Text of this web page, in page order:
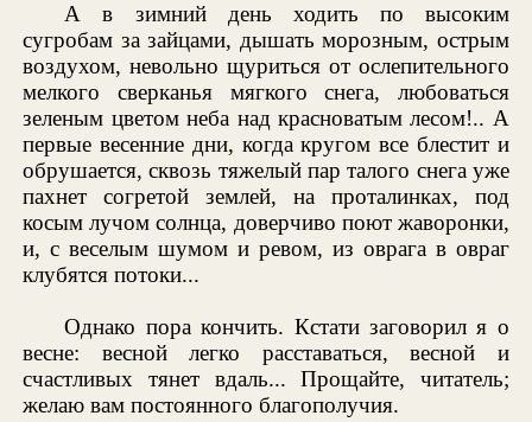
А в зимний день ходить по высоким
сугробам за зайцами, дышать морозным, острым
воздухом, невольно щуриться от ослепительного
мелкого сверканья мягкого снега, любоваться
зеленым цветом неба над красноватым лесом!.. А
первые весенние дни, когда кругом все блестит и
обрушается, сквозь тяжелый пар талого снега уже
пахнет согретой землей, на проталинках, под
косым лучом солнца, доверчиво поют жаворонки,
и, с веселым шумом и ревом, из оврага в овраг
клубятся потоки...
Однако пора кончить. Кстати заговорил я о
весне: весной легко расставаться, весной и
счастливых тянет вдаль... Прощайте, читатель;
желаю вам постоянного благополучия.